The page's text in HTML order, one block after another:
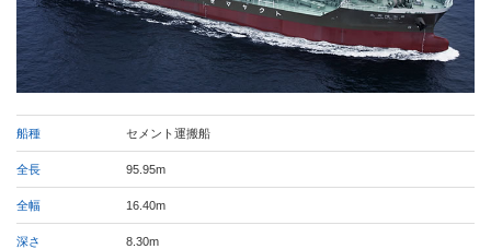
船種 セメント運搬船
全長 95.95m
全幅 16.40m
深さ 8.30m